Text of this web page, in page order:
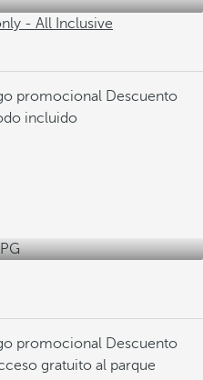
- All Inclusive
promocional Descuento
incluido
promocional Descuento
gratuito al parque